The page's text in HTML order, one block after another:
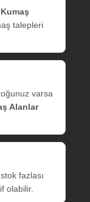
Kumaş
talepleri
varsa
Alanlar
fazlası
olabilir.